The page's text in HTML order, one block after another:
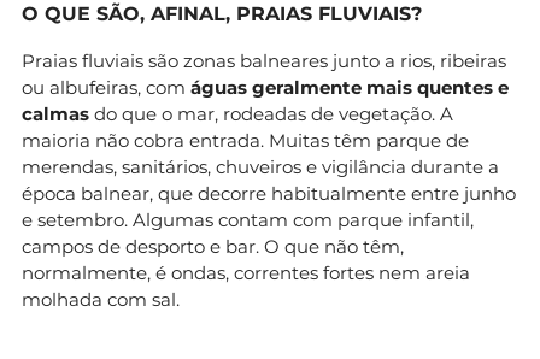
O QUE SÃO, AFINAL, PRAIAS FLUVIAIS?
Praias fluviais são zonas balneares junto a rios, ribeiras
ou albufeiras, com águas geralmente mais quentes e
calmas do que o mar, rodeadas de vegetação. A
maioria não cobra entrada. Muitas têm parque de
merendas, sanitários, chuveiros e vigilância durante a
época balnear, que decorre habitualmente entre junho
e setembro. Algumas contam com parque infantil,
campos de desporto e bar. O que não têm,
normalmente, é ondas, correntes fortes nem areia
molhada com sal.